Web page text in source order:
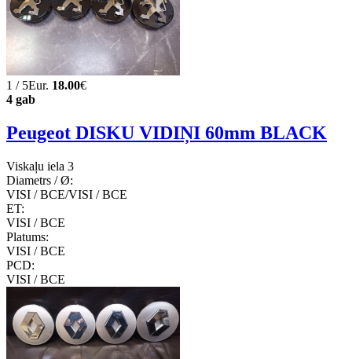
1 / 5Eur. 18.00€
4 gab
Peugeot DISKU VIDIŅI 60mm BLACK
Viskaļu iela 3
Diametrs / Ø:
VISI / ВСЕ/VISI / ВСЕ
ET:
VISI / ВСЕ
Platums:
VISI / ВСЕ
PCD:
VISI / ВСЕ